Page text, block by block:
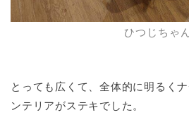
ひつじちゃ
とっても広くて、全体的に明るく
ンテリアがステキでした。